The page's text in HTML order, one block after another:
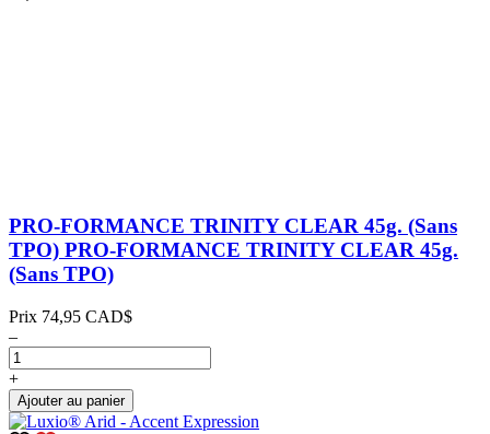
PRO-FORMANCE TRINITY CLEAR 45g. (Sans
TPO) PRO-FORMANCE TRINITY CLEAR 45g.
(Sans TPO)
Prix 74,95 CAD$
–
+
Ajouter au panier